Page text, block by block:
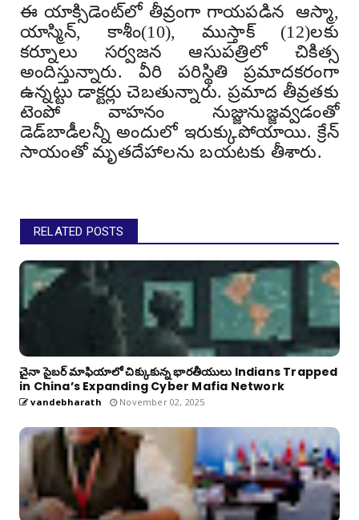
ఈ యాక్సిడెంట్‌లో తీవ్రంగా గాయపడిన ఆస్మా,
యాస్మిన్‌, కాశీం(10), ముస్తాక్‌ (12)లకు
కర్నూలు సర్వజన ఆసుపత్రిలో చికిత్స
అందిస్తున్నారు. వీరి పరిస్థితి ప్రమాదకరంగా
ఉన్నట్టు డాక్టర్లు చెబతున్నారు. ప్రమాద తీవ్రతకు
టెంపో వాహనం నుజ్జునుజ్జవ్వడంతో
డెడ్‌‌బాడీలన్నీ అందులో ఇరుక్కుపోయాయి. క్రేన్‌
సాయంతో మృతదేహాలను బయటకు తీశారు.
RELATED POSTS
చైనా సైబర్ మాఫియాలో చిక్కుకున్న భారతీయులు Indians Trapped
in China’s Expanding Cyber Mafia Network
vandebharath November 02, 2025